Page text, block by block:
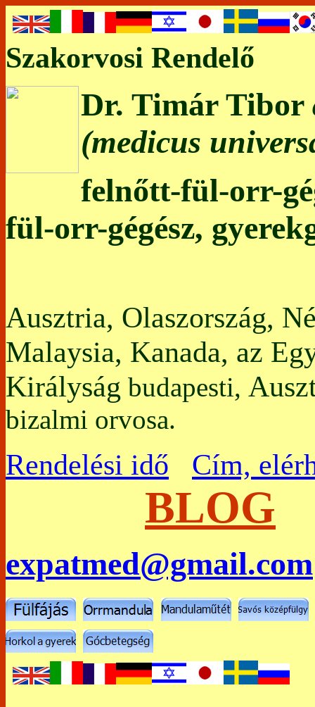
Szakorvosi Rendelő
Dr. Timár Tibor
(medicus
felnőtt-fül-orr-
fül-orr-gégész,
Ausztria, Olaszország,
Malaysia, Kanada, az
Királyság budapesti,
bizalmi orvosa.
Rendelési idő Cím,
BLOG
expatmed@gmail.com